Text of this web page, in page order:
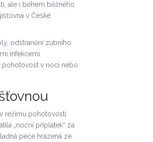
ale i během běžného
v České
odstranění zubního
infekcemi
pohotovost v noci nebo
v režimu pohotovosti
„noční příplatek“ za
péče hrazená ze